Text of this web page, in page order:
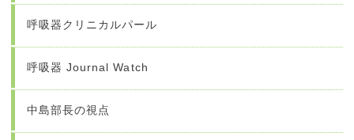
呼吸器クリニカルパール
呼吸器 Journal Watch
中島部長の視点